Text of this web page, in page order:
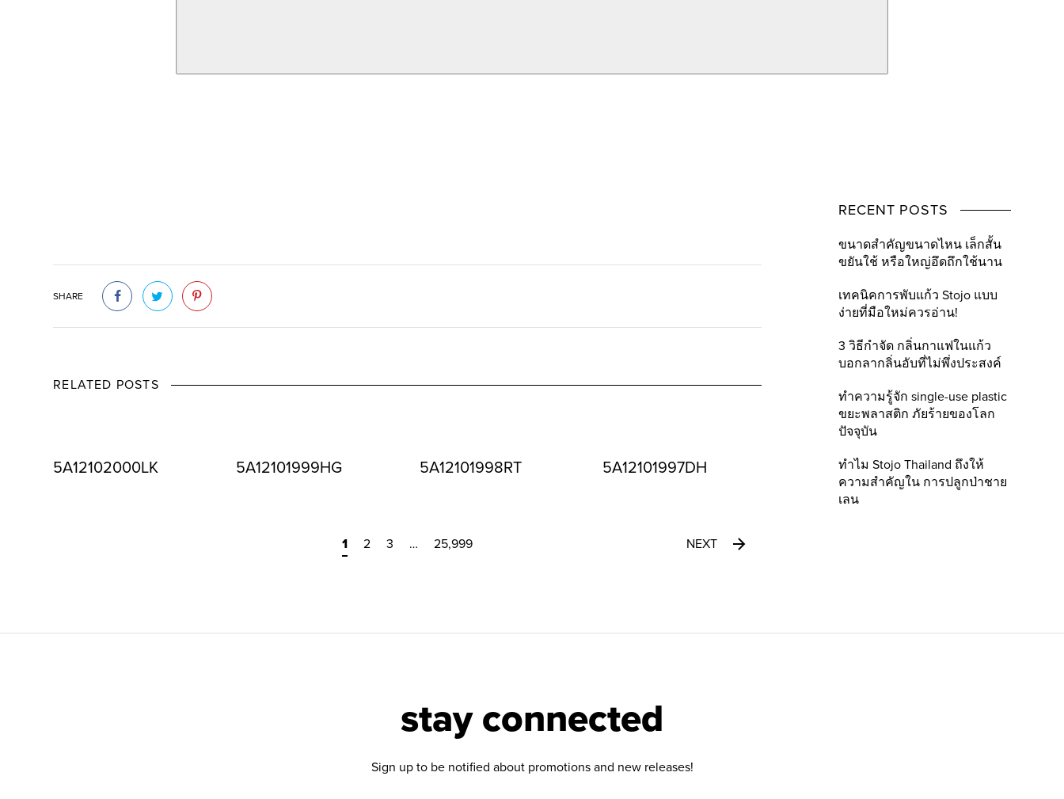
SHARE
RELATED POSTS
5A12102000LK 5A12101999HG 5A12101998RT 5A12101997DH
1 2 3 … 25,999 NEXT
RECENT POSTS
ขนาดสำคัญขนาดไหน เล็กสั้น
ขยันใช้ หรือใหญ่อึดถึกใช้นาน
เทคนิคการพับแก้ว Stojo แบบ
ง่ายที่มือใหม่ควรอ่าน!
3 วิธีกำจัด กลิ่นกาแฟในแก้ว
บอกลากลิ่นอับที่ไม่พึ่งประสงค์
ทำความรู้จัก single-use plastic
ขยะพลาสติก ภัยร้ายของโลก
ปัจจุบัน
ทำไม Stojo Thailand ถึงให้
ความสำคัญใน การปลูกป่าชาย
เลน
stay connected
Sign up to be notified about promotions and new releases!